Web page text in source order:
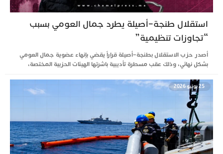
استقلال طنجة–أصيلة يطرد جمال العومي بسبب
“تجاوزات تنظيمية”
أصدر حزب الاستقلال بطنجة–أصيلة قراراً يقضي بإنهاء عضوية جمال العومي
بشكل نهائي، وذلك عقب مسطرة تأديبية باشرتها الهيئات الحزبية المختصة،